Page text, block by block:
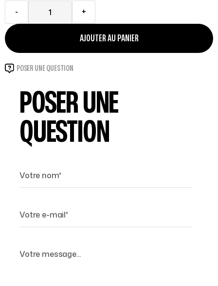
- +
AJOUTER AU PANIER
POSER UNE QUESTION
POSER UNE
QUESTION